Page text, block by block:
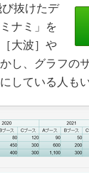
抜けたデ
ナミ」を
大波］や
し、グラフの
している人も